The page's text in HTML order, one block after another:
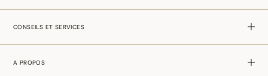
CONSEILS ET SERVICES
A PROPOS